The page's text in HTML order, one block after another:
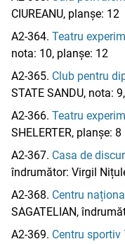
CIUREANU, planșe: 12
A2-364. Teatru
nota: 10, planșe: 12
A2-365. Club pentru
STATE SANDU, nota:
A2-366. Teatru
SHELERTER, planșe: 8
A2-367. Casa de
îndrumător: Virgil
A2-368. Centru
SAGATELIAN,
A2-369. Centru